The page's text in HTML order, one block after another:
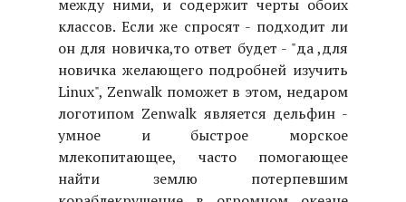
между ними, и содержит черты обоих
классов. Если же спросят - подходит ли
он для новичка,то ответ будет - "да ,для
новичка желающего подробней изучить
Linux", Zenwalk поможет в этом, недаром
логотипом Zenwalk является дельфин -
умное и быстрое морское
млекопитающее, часто помогающее
найти землю потерпевшим